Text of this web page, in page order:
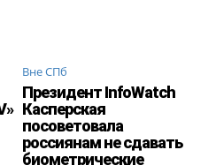
Вне СПб
Президент InfoWatch
Касперская
посоветовала
россиянам не сдавать
биометрические